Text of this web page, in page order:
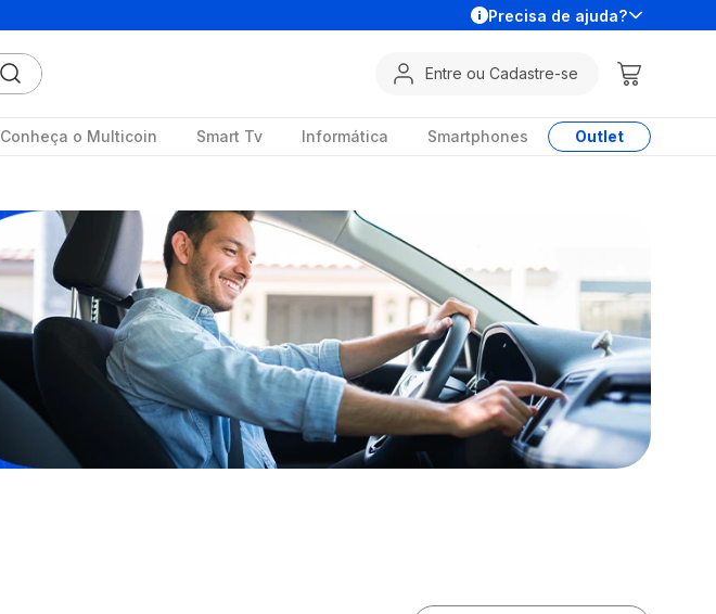
Precisa de ajuda?
Entre ou Cadastre-se
Conheça o Multicoin Smart Tv Informática Smartphones Outlet